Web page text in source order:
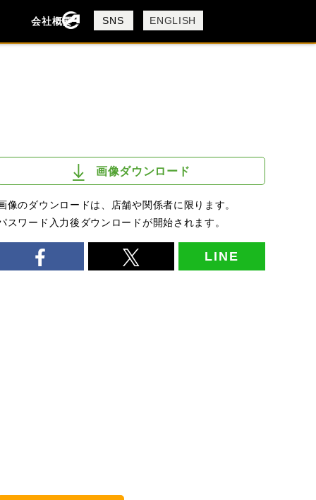
会社概要
会社概要
採用情報
SNS ENGLISH
画像ダウンロード
像のダウンロードは、店舗や関係者に限ります。
スワード入力後ダウンロードが開始されます。
LINE